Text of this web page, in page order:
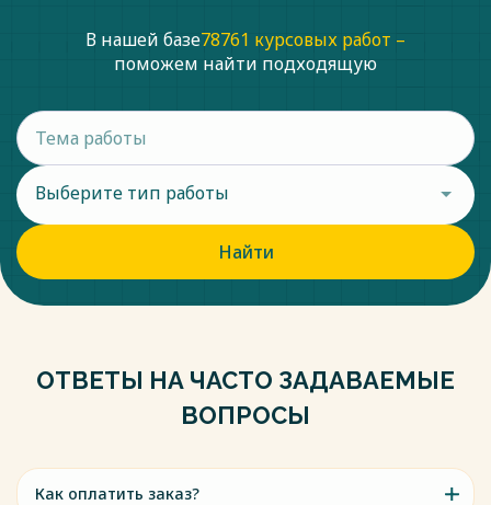
В нашей базе78761 курсовых работ –
поможем найти подходящую
Выберите тип работы
Найти
ОТВЕТЫ НА ЧАСТО ЗАДАВАЕМЫЕ
ВОПРОСЫ
Как оплатить заказ?